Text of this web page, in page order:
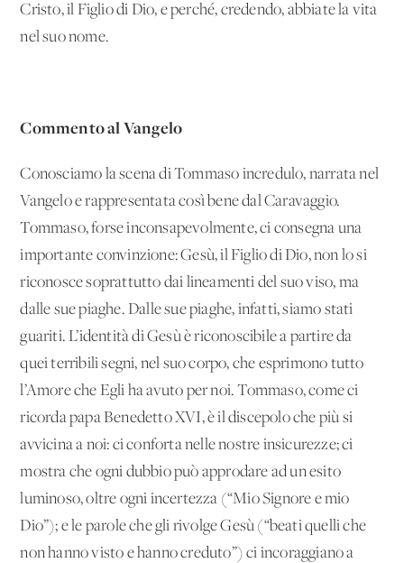
Cristo, il Figlio di Dio, e perché, credendo, abbiate la vita
nel suo nome.
Commento al Vangelo
Conosciamo la scena di Tommaso incredulo, narrata nel
Vangelo e rappresentata così bene dal Caravaggio.
Tommaso, forse inconsapevolmente, ci consegna una
importante convinzione: Gesù, il Figlio di Dio, non lo si
riconosce soprattutto dai lineamenti del suo viso, ma
dalle sue piaghe. Dalle sue piaghe, infatti, siamo stati
guariti. L’identità di Gesù è riconoscibile a partire da
quei terribili segni, nel suo corpo, che esprimono tutto
l’Amore che Egli ha avuto per noi. Tommaso, come ci
ricorda papa Benedetto XVI, è il discepolo che più si
avvicina a noi: ci conforta nelle nostre insicurezze; ci
mostra che ogni dubbio può approdare ad un esito
luminoso, oltre ogni incertezza (“Mio Signore e mio
Dio”); e le parole che gli rivolge Gesù (“beati quelli che
non hanno visto e hanno creduto”) ci incoraggiano a